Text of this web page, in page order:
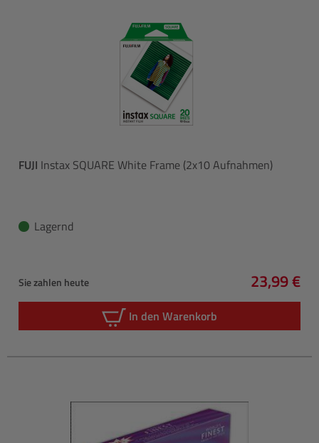
FUJI Instax SQUARE White Frame (2x10 Aufnahmen)
Lagernd
Sie zahlen heute 23,99 €
In den Warenkorb